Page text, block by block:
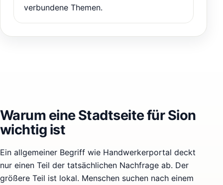
verbundene Themen.
Warum eine Stadtseite für Sion
wichtig ist
Ein allgemeiner Begriff wie Handwerkerportal deckt
nur einen Teil der tatsächlichen Nachfrage ab. Der
größere Teil ist lokal. Menschen suchen nach einem